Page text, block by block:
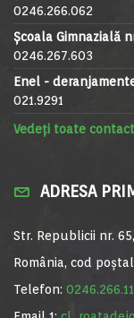
0246.266.062
Școala Gimnazială
0246.267.603
Enel -
021.9291
Vedeți toate
ADRESA
Str. Republicii nr.
România, cod
Telefon: